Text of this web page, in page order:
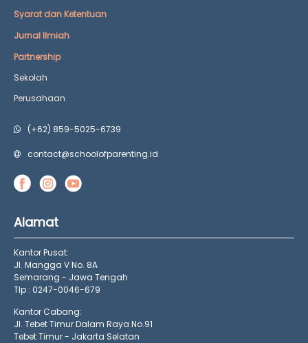
Syarat dan Ketentuan
Jurnal Ilmiah
Partnership
Sekolah
Perusahaan
(+62) 859-5025-6739
contact@schoolofparenting.id
Alamat
Kantor Pusat:
Jl. Mangga V No. 8A
Semarang - Jawa Tengah
Tlp : 0247-0046-679
Kantor Cabang:
Jl. Tebet Timur Dalam Raya No.91
Tebet Timur - Jakarta Selatan